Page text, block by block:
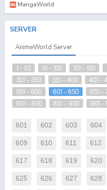
MangaWorld
SERVER
AnimeWorld Server
1 - 50 51 - 100 101 - 150
301 - 350
351 - 400 401 -
551 - 600
601 - 650 651 -
801 - 850
851 - 900 901 -
601 602 603 604
609 610 611 612
617 618 619 620
625 626 627 628